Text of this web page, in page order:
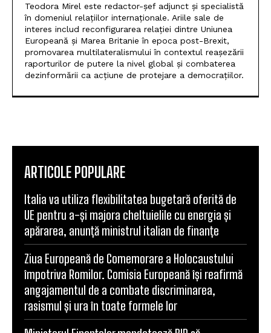
Teodora Mirel este redactor-șef adjunct și specialistă
în domeniul relațiilor internaționale. Ariile sale de
interes includ reconfigurarea relației dintre Uniunea
Europeană și Marea Britanie în epoca post-Brexit,
promovarea multilateralismului în contextul reașezării
raporturilor de putere la nivel global și combaterea
dezinformării ca acțiune de protejare a democrațiilor.
ARTICOLE POPULARE
Italia va utiliza flexibilitatea bugetară oferită de
UE pentru a-și majora cheltuielile cu energia și
apărarea, anunță ministrul italian de finanțe
Ziua Europeană de Comemorare a Holocaustului
împotriva Romilor. Comisia Europeană își reafirmă
angajamentul de a combate discriminarea,
rasismul și ura în toate formele lor